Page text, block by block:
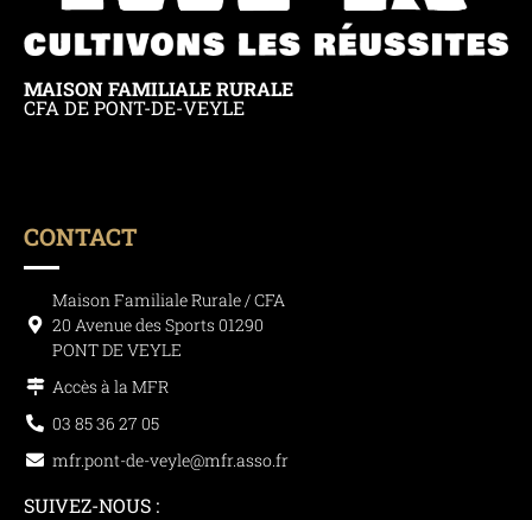
MAISON FAMILIALE RURALE
CFA DE PONT-DE-VEYLE
CONTACT
Maison Familiale Rurale / CFA
20 Avenue des Sports 01290
PONT DE VEYLE
Accès à la MFR
03 85 36 27 05
mfr.pont-de-veyle@mfr.asso.fr
SUIVEZ-NOUS :